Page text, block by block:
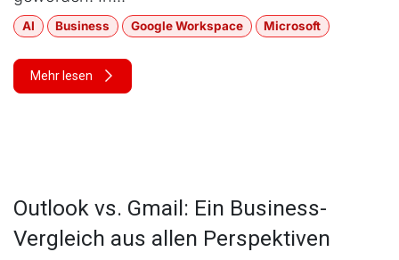
AI Business Google Workspace Microsoft
Mehr lesen
Outlook vs. Gmail: Ein Business-
Vergleich aus allen Perspektiven